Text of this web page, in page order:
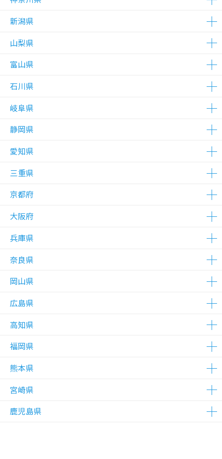
△在庫わずか
△在庫わずか
△在庫わずか
△在庫わずか
△在庫わずか
△在庫わずか
△在庫わずか
△在庫わずか
△在庫わずか
新潟県
△在庫わずか
山梨県
△在庫わずか
富山県
△在庫わずか
△在庫わずか
石川県
△在庫わずか
岐阜県
△在庫わずか
静岡県
△在庫わずか
愛知県
△在庫わずか
△在庫わずか
△在庫わずか
△在庫わずか
三重県
△在庫わずか
京都府
△在庫わずか
大阪府
△在庫わずか
△在庫わずか
△在庫わずか
△在庫わずか
兵庫県
△在庫わずか
△在庫わずか
奈良県
△在庫わずか
岡山県
△在庫わずか
広島県
△在庫わずか
高知県
△在庫わずか
福岡県
△在庫わずか
△在庫わずか
△在庫わずか
熊本県
△在庫わずか
宮崎県
鹿児島県